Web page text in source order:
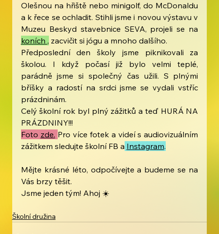
Olešnou na hřiště nebo minigolf, do McDonaldu
a k řece se ochladit. Stihli jsme i novou výstavu v
koních , zacvičit si jógu a mnoho dalšího.
Předposlední den školy jsme piknikovali za
školou. I když počasí již bylo velmi teplé,
parádně jsme si společný čas užili. S plnými
bříšky a radostí na srdci jsme se vydali vstříc
prázdninám.
Celý školní rok byl plný zážitků a teď HURÁ NA
PRÁZDNINY!!!
Foto zde. Pro více fotek a videí s audiovizuálním
zážitkem sledujte školní FB a Instagram.
Mějte krásné léto, odpočívejte a budeme se na
Vás brzy těšit.
Jsme jeden tým! Ahoj ☀️
Školní družina